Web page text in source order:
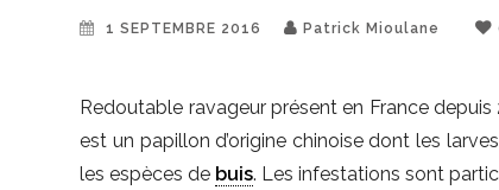
1 SEPTEMBRE 2016 Patrick Mioulane
Redoutable ravageur présent en France depuis
est un papillon d’origine chinoise dont les
les espèces de buis. Les infestations sont